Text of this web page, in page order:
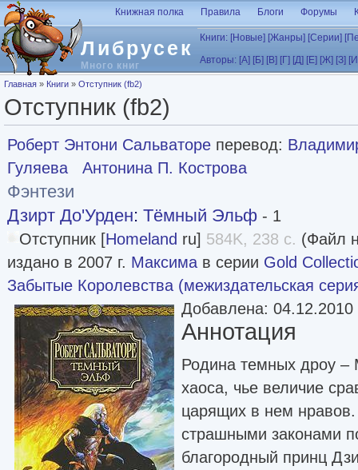
Перейти к основному содержанию
Либрусек
Много книг
Книжная полка Правила Блоги Форумы
Книги: [Новые] [Жанры] [Серии]
Авторы: [А] [Б] [В] [Г] [Д] [Е] [Ж] [З]
Вы здесь
Главная » Книги » Отступник (fb2)
Отступник (fb2)
Роберт Энтони Сальваторе перевод:
Гуляева
Антонина П. Кострова
Фэнтези
Дзирт До'Урден: Тёмный Эльф - 1
Отступник [Homeland ru] 584K, 238 с. (Файл
издано в 2007 г. Максима в серии Gold
Забытые Королевства (межиздательская
Добавлена: 04.12.2010
Аннотация
Родина темных дроу –
хаоса, чье величие
царящих в нем
страшными законами
благородный принц